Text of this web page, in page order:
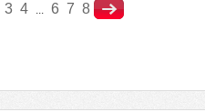
3 4 ... 6 7 8